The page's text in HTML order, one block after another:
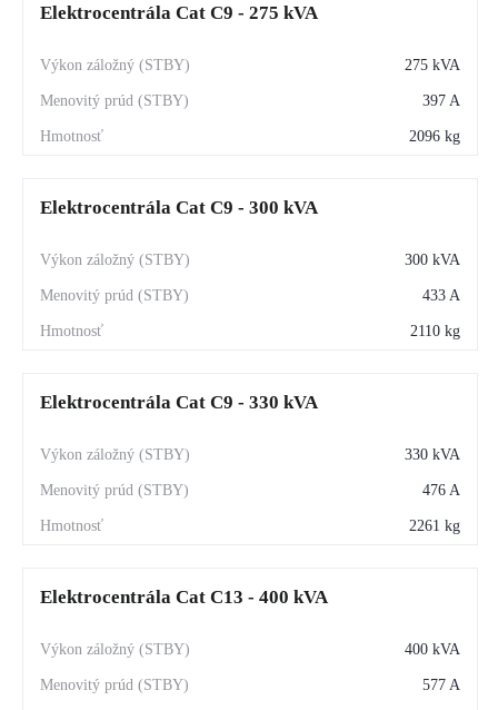
Elektrocentrála Cat C9 - 275 kVA
275 kVA
397 A
2096 kg
Elektrocentrála Cat C9 - 300 kVA
300 kVA
433 A
2110 kg
Elektrocentrála Cat C9 - 330 kVA
330 kVA
476 A
2261 kg
Elektrocentrála Cat C13 - 400 kVA
400 kVA
577 A